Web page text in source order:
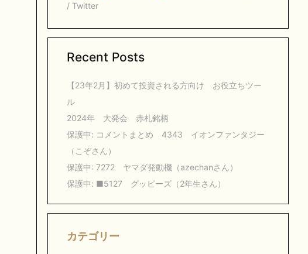
/ Twitter
Recent Posts
【23年2月】初めて投資される方向け お役立ちツー
ル
2024年 大発会 赤札銘柄
保護中: コメントまとめ 4343 イオンファンタジー
（こぞさん）
保護中: 7272 ヤマダ発動機（azechanさん）
保護中: ■5127 グッピーズ（2年生さん）
カテゴリー